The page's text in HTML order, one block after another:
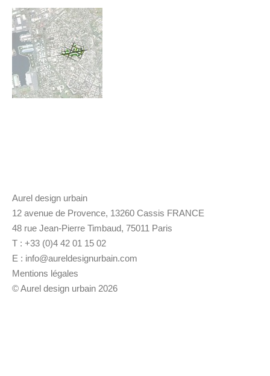
Aurel design urbain
12 avenue de Provence, 13260 Cassis FRANCE
48 rue Jean-Pierre Timbaud, 75011 Paris
T : +33 (0)4 42 01 15 02
E : info@aureldesignurbain.com
Mentions légales
© Aurel design urbain 2026